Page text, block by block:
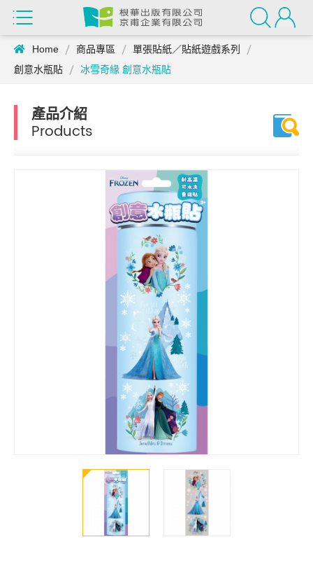
Home 商品專區
單張貼紙／貼紙遊戲系列
創意水瓶貼
冰雪奇緣 創意水瓶貼
產品介紹
Products